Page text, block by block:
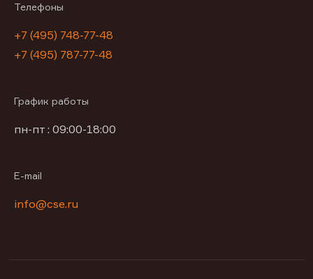
Телефоны
+7 (495) 748-77-48
+7 (495) 787-77-48
График работы
пн-пт : 09:00-18:00
E-mail
info@cse.ru